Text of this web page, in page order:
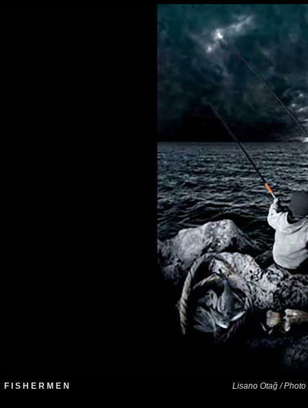
F I S H E R M E N Lisano Otağ / Photo